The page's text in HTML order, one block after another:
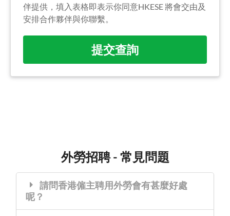
伴提供，填入表格即表示你同意HKESE 將會交由及
安排合作夥伴與你聯繫。
提交查詢
外勞招聘 - 常見問題
請問香港僱主聘用外勞會有甚麼好處
呢？